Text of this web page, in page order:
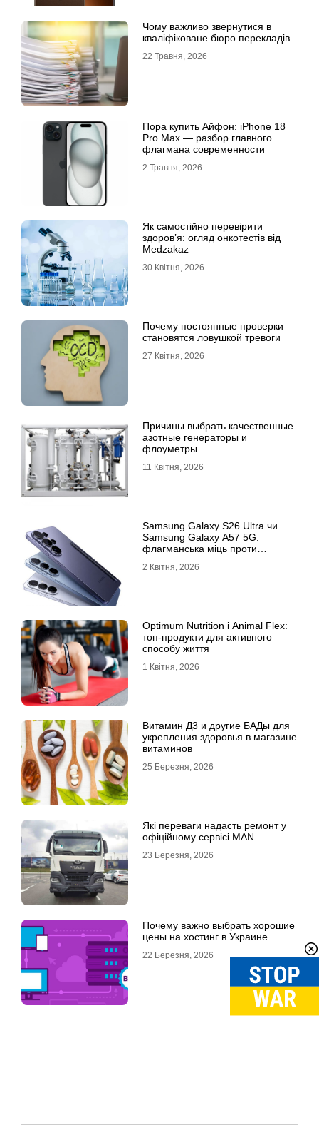
Чому важливо звернутися в
кваліфіковане бюро перекладів
22 Травня, 2026
Пора купить Айфон: iPhone 18
Pro Max — разбор главного
флагмана современности
2 Травня, 2026
Як самостійно перевірити
здоров’я: огляд онкотестів від
Medzakaz
30 Квітня, 2026
Почему постоянные проверки
становятся ловушкой тревоги
27 Квітня, 2026
Причины выбрать качественные
азотные генераторы и
флоуметры
11 Квітня, 2026
Samsung Galaxy S26 Ultra чи
Samsung Galaxy A57 5G:
флагманська міць проти
2 Квітня, 2026
Optimum Nutrition і Animal Flex:
топ-продукти для активного
способу життя
1 Квітня, 2026
Витамин Д3 и другие БАДы для
укрепления здоровья в магазине
витаминов
25 Березня, 2026
Які переваги надасть ремонт у
офіційному сервісі MAN
23 Березня, 2026
Почему важно выбрать хорошие
цены на хостинг в Украине
22 Березня, 2026